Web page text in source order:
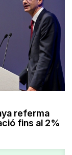
referma
fins al 2%